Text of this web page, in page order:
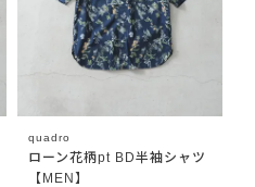
quadro
ローン花柄pt BD半袖シャツ
【MEN】